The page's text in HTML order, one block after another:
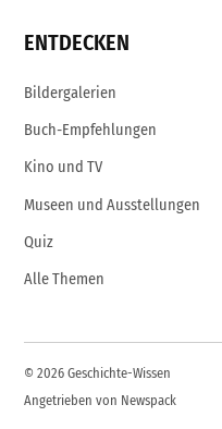
ENTDECKEN
Bildergalerien
Buch-Empfehlungen
Kino und TV
Museen und Ausstellungen
Quiz
Alle Themen
© 2026 Geschichte-Wissen
Angetrieben von Newspack